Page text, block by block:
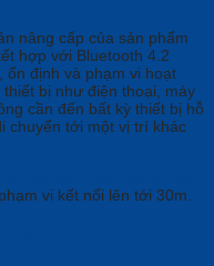
nâng cấp của sản phẩm
hợp với Bluetooth 4.2
ổn định và phạm vi hoạt
bị như điện thoại, máy
cần đến bất kỳ thiết bị hỗ
chuyển tới một vị trí khác
vi kết nối lên tới 30m.